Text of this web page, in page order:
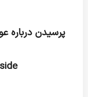
پرسیدن درباره